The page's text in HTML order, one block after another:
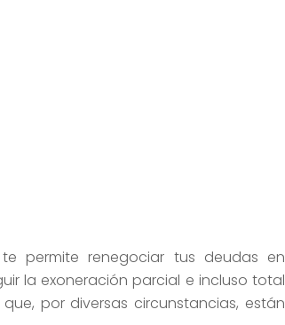
permite renegociar tus deudas en
la exoneración parcial e incluso total
por diversas circunstancias, están